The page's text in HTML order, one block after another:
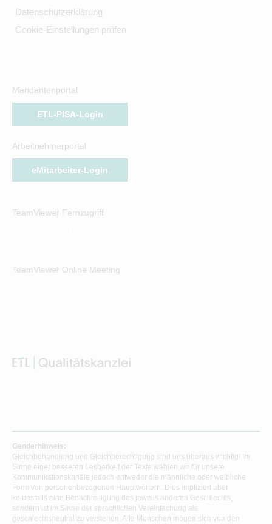
Datenschutzerklärung
Cookie-Einstellungen prüfen
Mandantenportal
ETL-PISA-Login
Arbeitnehmerportal
eMitarbeiter-Login
TeamViewer Fernzugriff
TeamViewer Online Meeting
Genderhinweis:
Gleichbehandlung und Gleichberechtigung sind uns überaus wichtig! Im
Sinne einer besseren Lesbarkeit der Texte wählen wir für unsere
Kommunikationskanäle jedoch entweder die männliche oder weibliche
Form von personenbezogenen Hauptwörtern. Dies impliziert aber
keinesfalls eine Benachteiligung des jeweils anderen Geschlechts,
sondern ist im Sinne der sprachlichen Vereinfachung als
geschlechtsneutral zu verstehen. Alle Menschen mögen sich von den